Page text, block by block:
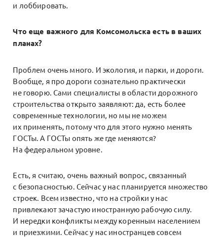
и лоббировать.
Что еще важного для Комсомольска есть в ваших
планах?
Проблем очень много. И экология, и парки, и дороги.
Вообще, я про дороги сознательно практически
не говорю. Сами специалисты в области дорожного
строительства открыто заявляют: да, есть более
современные технологии, но мы не можем
их применять, потому что для этого нужно менять
ГОСТы. А ГОСТы опять же где меняются?
На федеральном уровне.
Есть, я считаю, очень важный вопрос, связанный
с безопасностью. Сейчас у нас планируется множество
строек. Всем известно, что на стройки у нас
привлекают зачастую иностранную рабочую силу.
И нередки конфликты между коренным населением
и приезжими. Сейчас у нас иностранцев совсем